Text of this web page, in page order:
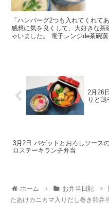
「ハンバーグ2つも入れてくれて
感想に気を良くして、大好きな
ゃいました。 電子レンジde茶碗蒸
2月26
りと鶏
3月2日 バゲットとおろしソース
ロステーキランチ弁当
ホーム お弁当日記
たあけカニカマ入りだし巻き卵弁